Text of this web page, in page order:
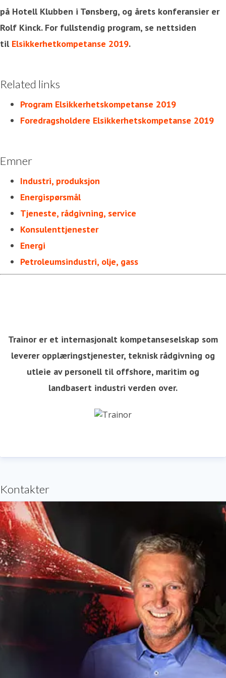
på Hotell Klubben i Tønsberg, og årets konferansier er
Rolf Kinck. For fullstendig program, se nettsiden
til Elsikkerhetkompetanse 2019.
Related links
Program Elsikkerhetskompetanse 2019
Foredragsholdere Elsikkerhetskompetanse 2019
Emner
Industri, produksjon
Energispørsmål
Tjeneste, rådgivning, service
Konsulenttjenester
Energi
Petroleumsindustri, olje, gass
Trainor er et internasjonalt kompetanseselskap som
leverer opplæringstjenester, teknisk rådgivning og
utleie av personell til offshore, maritim og
landbasert industri verden over.
Kontakter